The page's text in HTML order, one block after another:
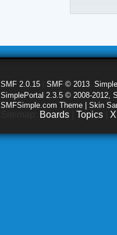
SMF 2.0.15 |SMF © 2013 ,
SimplePortal 2.3.5 © 2008-2012,
SMFSimple.com Theme | Skin
Boards |Topics